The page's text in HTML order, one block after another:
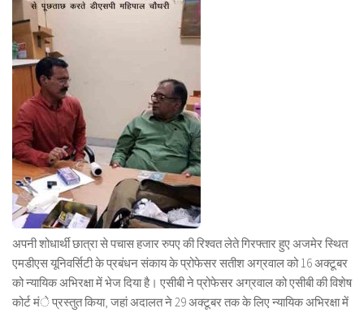
अपनी शोधार्थी छात्रा से पचास हजार रुपए की रिश्वत लेते गिरफ्तार हुए अजमेर स्थित
एमडीएस यूनिवर्सिटी के प्रबंधन संकाय के प्रोफेसर सतीश अग्रवाल को 16 अक्टूबर
को न्यायिक अभिरक्षा में भेज दिया है। एसीबी ने प्रोफेसर अग्रवाल को एसीबी की विशेष
कोर्ट मंे प्रस्तुत किया, जहां अदालत ने 29 अक्टूबर तक के लिए न्यायिक अभिरक्षा में